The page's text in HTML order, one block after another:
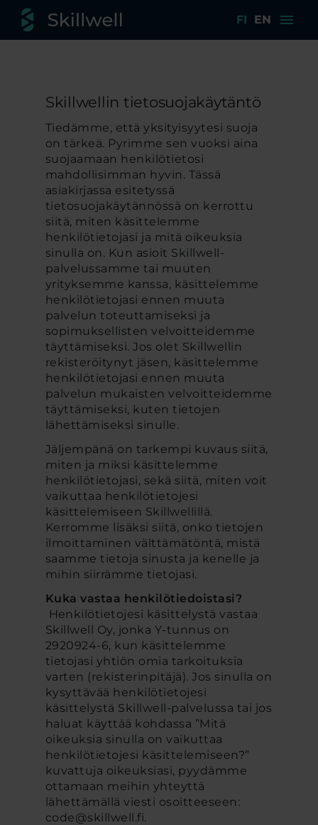
FI EN menu
Skillwellin tietosuojakäytäntö
Tiedämme, että yksityisyytesi suoja
on tärkeä. Pyrimme sen vuoksi aina
suojaamaan henkilötietosi
mahdollisimman hyvin. Tässä
asiakirjassa esitetyssä
tietosuojakäytännössä on kerrottu
siitä, miten käsittelemme
henkilötietojasi ja mitä oikeuksia
sinulla on. Kun asioit Skillwell-
palvelussamme tai muuten
yrityksemme kanssa, käsittelemme
henkilötietojasi ennen muuta
palvelun toteuttamiseksi ja
sopimuksellisten velvoitteidemme
täyttämiseksi. Jos olet Skillwellin
rekisteröitynyt jäsen, käsittelemme
henkilötietojasi ennen muuta
palvelun mukaisten velvoitteidemme
täyttämiseksi, kuten tietojen
lähettämiseksi sinulle.
Jäljempänä on tarkempi kuvaus siitä,
miten ja miksi käsittelemme
henkilötietojasi, sekä siitä, miten voit
vaikuttaa henkilötietojesi
käsittelemiseen Skillwellillä.
Kerromme lisäksi siitä, onko tietojen
ilmoittaminen välttämätöntä, mistä
saamme tietoja sinusta ja kenelle ja
mihin siirrämme tietojasi.
Kuka vastaa henkilötiedoistasi?
Henkilötietojesi käsittelystä vastaa
Skillwell Oy, jonka Y-tunnus on
2920924-6, kun käsittelemme
tietojasi yhtiön omia tarkoituksia
varten (rekisterinpitäjä). Jos sinulla on
kysyttävää henkilötietojesi
käsittelystä Skillwell-palvelussa tai jos
haluat käyttää kohdassa ”Mitä
oikeuksia sinulla on vaikuttaa
henkilötietojesi käsittelemiseen?”
kuvattuja oikeuksiasi, pyydämme
ottamaan meihin yhteyttä
lähettämällä viesti osoitteeseen:
code@skillwell.fi.